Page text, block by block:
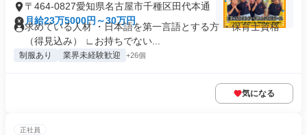
〒464-0827愛知県名古屋市千種区田代本通
月給23万5000円～30万円
求めている人材 ・日本語を第一言語とする方 ・保育士資格
（得見込み） ∟お持ちでない...
制服あり 業界未経験歓迎 +26個
気になる
正社員